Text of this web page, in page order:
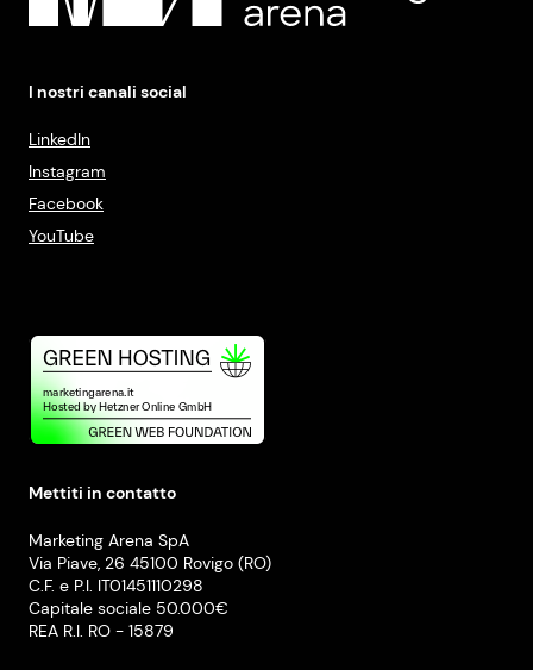
I nostri canali social
LinkedIn
Instagram
Facebook
YouTube
Mettiti in contatto
Marketing Arena SpA
Via Piave, 26 45100 Rovigo (RO)
C.F. e P.I. IT01451110298
Capitale sociale 50.000€
REA R.I. RO - 15879